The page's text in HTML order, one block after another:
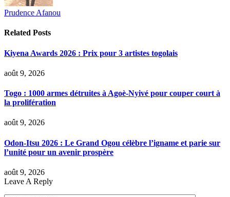
Prudence Afanou
Related Posts
Kiyena Awards 2026 : Prix pour 3 artistes togolais
août 9, 2026
Togo : 1000 armes détruites à Agoè-Nyivé pour couper court à
la prolifération
août 9, 2026
Odon-Itsu 2026 : Le Grand Ogou célèbre l’igname et parie sur
l’unité pour un avenir prospère
août 9, 2026
Leave A Reply